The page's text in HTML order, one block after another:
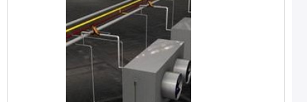
empresa comprometida com seus serviços e uma
empresa responsável, padrões alcançados por conter
escritório de alta qualidade onde são realizadas as
atividades e amplo catálogo de produtos e
serviços. Tudo isso, somado à performance de uma
equipe multidisciplinar de consultores associados e
equipe de alta qualidade, comprova sua essência de
trazer o melhor para todos os clientes.